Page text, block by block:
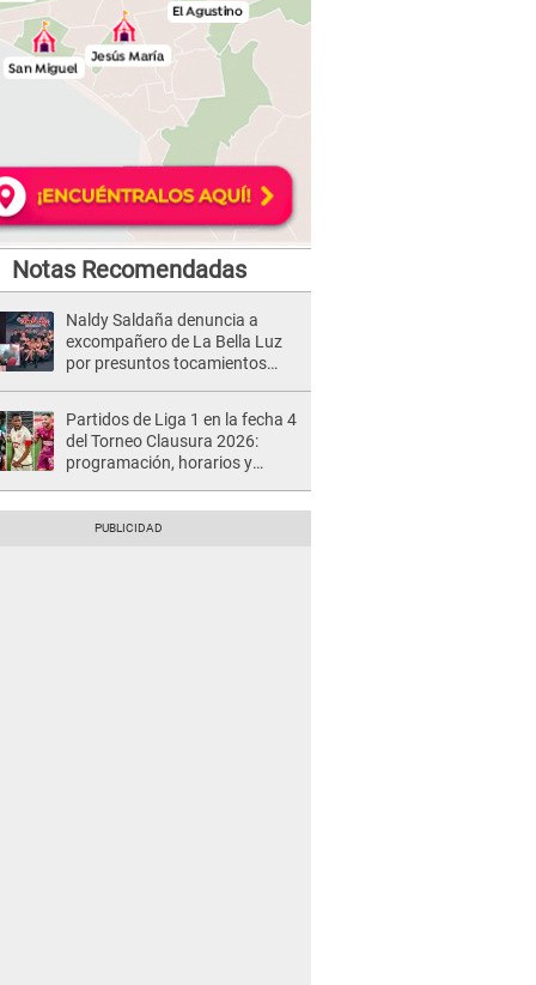
Notas Recomendadas
Naldy Saldaña denuncia a
excompañero de La Bella Luz
por presuntos tocamientos
Partidos de Liga 1 en la fecha 4
del Torneo Clausura 2026:
programación, horarios y